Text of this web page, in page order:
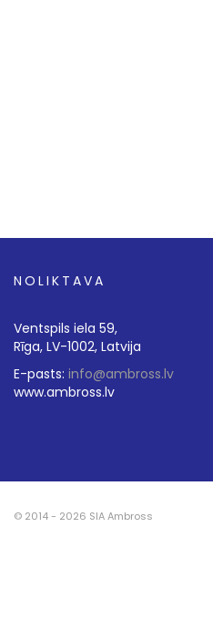
NOLIKTAVA
Ventspils iela 59,
Rīga, LV-1002, Latvija
E-pasts: info@ambross.lv
www.ambross.lv
© 2014 - 2026 SIA Ambross